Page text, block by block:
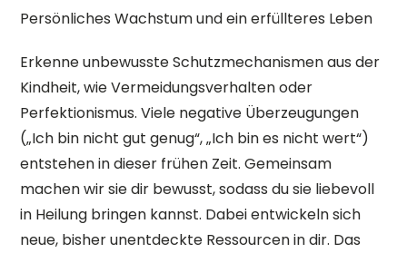
Persönliches Wachstum und ein erfüllteres Leben
Erkenne unbewusste Schutzmechanismen aus der
Kindheit, wie Vermeidungsverhalten oder
Perfektionismus. Viele negative Überzeugungen
(„Ich bin nicht gut genug“, „Ich bin es nicht wert“)
entstehen in dieser frühen Zeit. Gemeinsam
machen wir sie dir bewusst, sodass du sie liebevoll
in Heilung bringen kannst. Dabei entwickeln sich
neue, bisher unentdeckte Ressourcen in dir. Das